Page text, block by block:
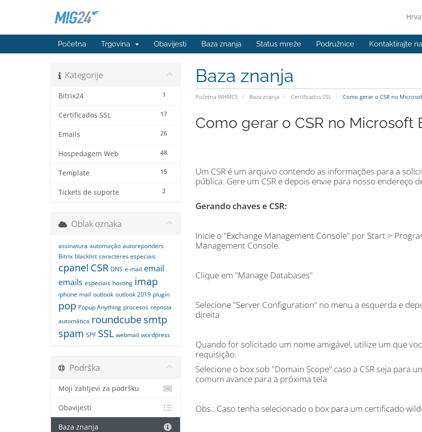
Početna Trgovina Obavijesti Baza znanja Status mreže Podružnice Kontaktirajte
Baza znanja
Početna WHMCS Baza znanja Certificados SSL Como gerar o CSR no
Kategorije
1
Bitrix24
17
Certificados SSL
26
Emails
48
Hospedagem Web
15
Template
2
Tickets de suporte
Como gerar o CSR no Microsoft
Um CSR é um arquivo contendo as informações para a
pública. Gere um CSR e depois envie para nosso endereço
Gerando chaves e CSR:
Inicie o "Exchange Management Console" por Start >
Management Console.
Clique em "Manage Databases"
Selecione "Server Configuration" no menu a esquerda e
direita
Quando for solicitado um nome amigável, utilize um que
requisição.
Selecione o box sob "Domain Scope" caso a CSR seja para
comum avance para a próxima tela
Obs.: Caso tenha selecionado o box para um certificado
Oblak oznaka
assinatura automação autoreponders
Bitrix blacklist caracteres especiais
cpanel CSR DNS e-mail email
emails especiais hosting imap
iphone mail outlook outlook 2019 plugin
pop Popup Anything procesos reposta
automática roundcubesmtp
spam SPF SSL webmail wordpress
Podrška
Moji zahtjevi za podršku
Obavijesti
Baza znanja